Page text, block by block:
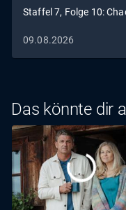
Staffel 7, Folge 10:
09.08.2026
Das könnte dir